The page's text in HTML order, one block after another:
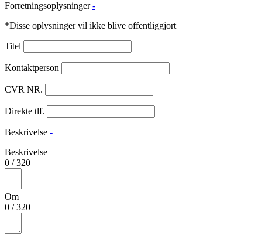
Forretningsoplysninger -
*Disse oplysninger vil ikke blive offentliggjort
Titel
Kontaktperson
CVR NR.
Direkte tlf.
Beskrivelse -
Beskrivelse
0 /320
Om
0 /320